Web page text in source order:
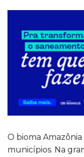
O bioma
municípios. Na